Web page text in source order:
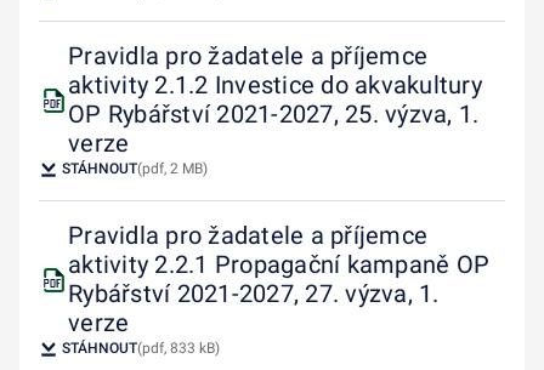
Pravidla pro žadatele a příjemce
aktivity 2.1.2 Investice do akvakultury
OP Rybářství 2021-2027, 25. výzva, 1.
verze
STÁHNOUT(pdf, 2 MB)
Pravidla pro žadatele a příjemce
aktivity 2.2.1 Propagační kampaně OP
Rybářství 2021-2027, 27. výzva, 1.
verze
STÁHNOUT(pdf, 833 kB)